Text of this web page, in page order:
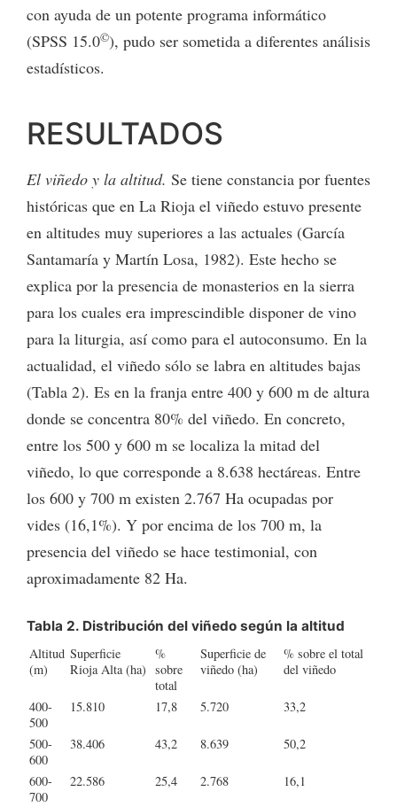
con ayuda de un potente programa informático
(SPSS 15.0©), pudo ser sometida a diferentes análisis
estadísticos.
RESULTADOS
El viñedo y la altitud. Se tiene constancia por fuentes
históricas que en La Rioja el viñedo estuvo presente
en altitudes muy superiores a las actuales (García
Santamaría y Martín Losa, 1982). Este hecho se
explica por la presencia de monasterios en la sierra
para los cuales era imprescindible disponer de vino
para la liturgia, así como para el autoconsumo. En la
actualidad, el viñedo sólo se labra en altitudes bajas
(Tabla 2). Es en la franja entre 400 y 600 m de altura
donde se concentra 80% del viñedo. En concreto,
entre los 500 y 600 m se localiza la mitad del
viñedo, lo que corresponde a 8.638 hectáreas. Entre
los 600 y 700 m existen 2.767 Ha ocupadas por
vides (16,1%). Y por encima de los 700 m, la
presencia del viñedo se hace testimonial, con
aproximadamente 82 Ha.
Tabla 2. Distribución del viñedo según la altitud
Altitud
(m)
Superficie
Rioja Alta (ha)
%
sobre
total
Superficie de
viñedo (ha)
% sobre el total
del viñedo
400-
500
15.810 17,8 5.720 33,2
500-
600
38.406 43,2 8.639 50,2
600-
700
22.586 25,4 2.768 16,1